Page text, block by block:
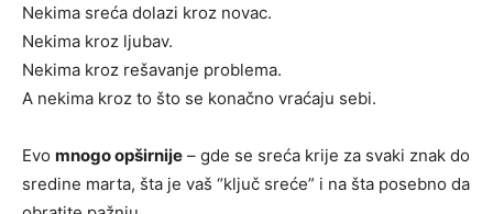
Nekima sreća dolazi kroz novac.
Nekima kroz ljubav.
Nekima kroz rešavanje problema.
A nekima kroz to što se konačno vraćaju sebi.
Evo mnogo opširnije – gde se sreća krije za svaki znak do
sredine marta, šta je vaš “ključ sreće” i na šta posebno da